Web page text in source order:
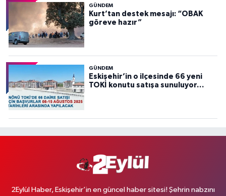
GÜNDEM
Kurt’tan destek mesajı: “OBAK
göreve hazır”
GÜNDEM
Eskişehir’in o ilçesinde 66 yeni
TOKİ konutu satışa sunuluyor…
2Eylül Haber, Eskişehir’in en güncel haber sitesi! Şehrin nabzını